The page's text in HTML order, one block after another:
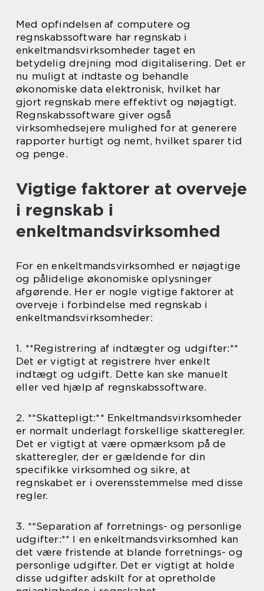
Med opfindelsen af computere og
regnskabssoftware har regnskab i
enkeltmandsvirksomheder taget en
betydelig drejning mod digitalisering. Det er
nu muligt at indtaste og behandle
økonomiske data elektronisk, hvilket har
gjort regnskab mere effektivt og nøjagtigt.
Regnskabssoftware giver også
virksomhedsejere mulighed for at generere
rapporter hurtigt og nemt, hvilket sparer tid
og penge.
Vigtige faktorer at overveje
i regnskab i
enkeltmandsvirksomhed
For en enkeltmandsvirksomhed er nøjagtige
og pålidelige økonomiske oplysninger
afgørende. Her er nogle vigtige faktorer at
overveje i forbindelse med regnskab i
enkeltmandsvirksomheder:
1. **Registrering af indtægter og udgifter:**
Det er vigtigt at registrere hver enkelt
indtægt og udgift. Dette kan ske manuelt
eller ved hjælp af regnskabssoftware.
2. **Skattepligt:** Enkeltmandsvirksomheder
er normalt underlagt forskellige skatteregler.
Det er vigtigt at være opmærksom på de
skatteregler, der er gældende for din
specifikke virksomhed og sikre, at
regnskabet er i overensstemmelse med disse
regler.
3. **Separation af forretnings- og personlige
udgifter:** I en enkeltmandsvirksomhed kan
det være fristende at blande forretnings- og
personlige udgifter. Det er vigtigt at holde
disse udgifter adskilt for at opretholde